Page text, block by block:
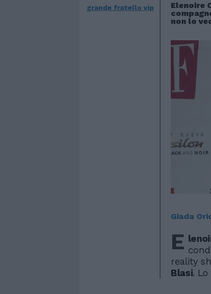
grande fratello vip
Elenoire
non lo
Giada
E
reality
Blasi.